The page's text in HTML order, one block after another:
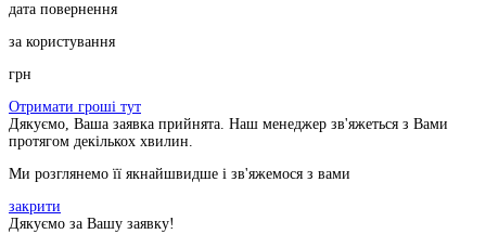
дата повернення
за користування
грн
Отримати гроші тут
Дякуємо, Ваша заявка прийнята. Наш менеджер зв'яжеться з Вами
протягом декількох хвилин.
Ми розглянемо її якнайшвидше і зв'яжемося з вами
закрити
Дякуємо за Вашу заявку!